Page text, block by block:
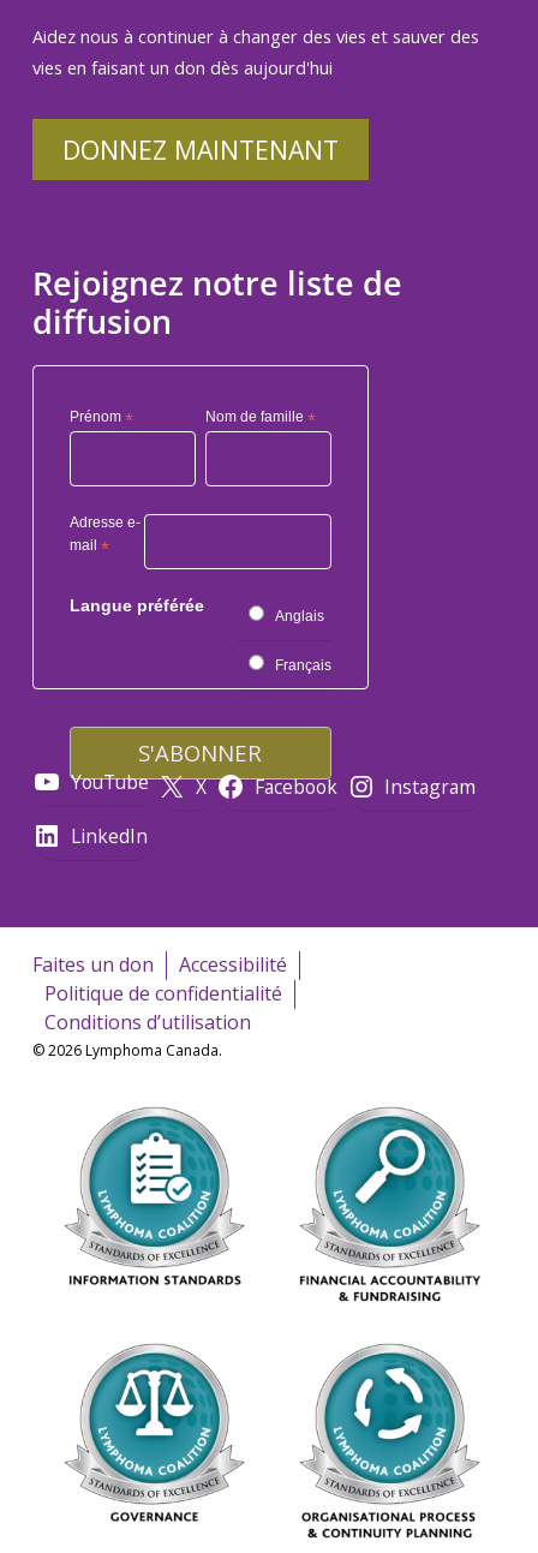
Aidez nous à continuer à changer des vies et sauver des
vies en faisant un don dès aujourd'hui
DONNEZ MAINTENANT
Rejoignez notre liste de
diffusion
Prénom * Nom de famille*
Adresse e-
mail *
Langue préférée
Anglais
Français
YouTube X Facebook
Instagram
LinkedIn
Faites un don
Accessibilité
Politique de confidentialité
Conditions d’utilisation
© 2026 Lymphoma Canada.